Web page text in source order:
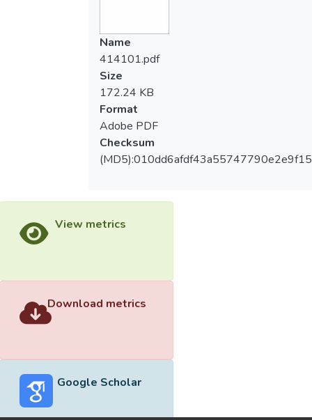
Name
414101.pdf
Size
172.24 KB
Format
Adobe PDF
Checksum
View metrics
Download metrics
Google Scholar